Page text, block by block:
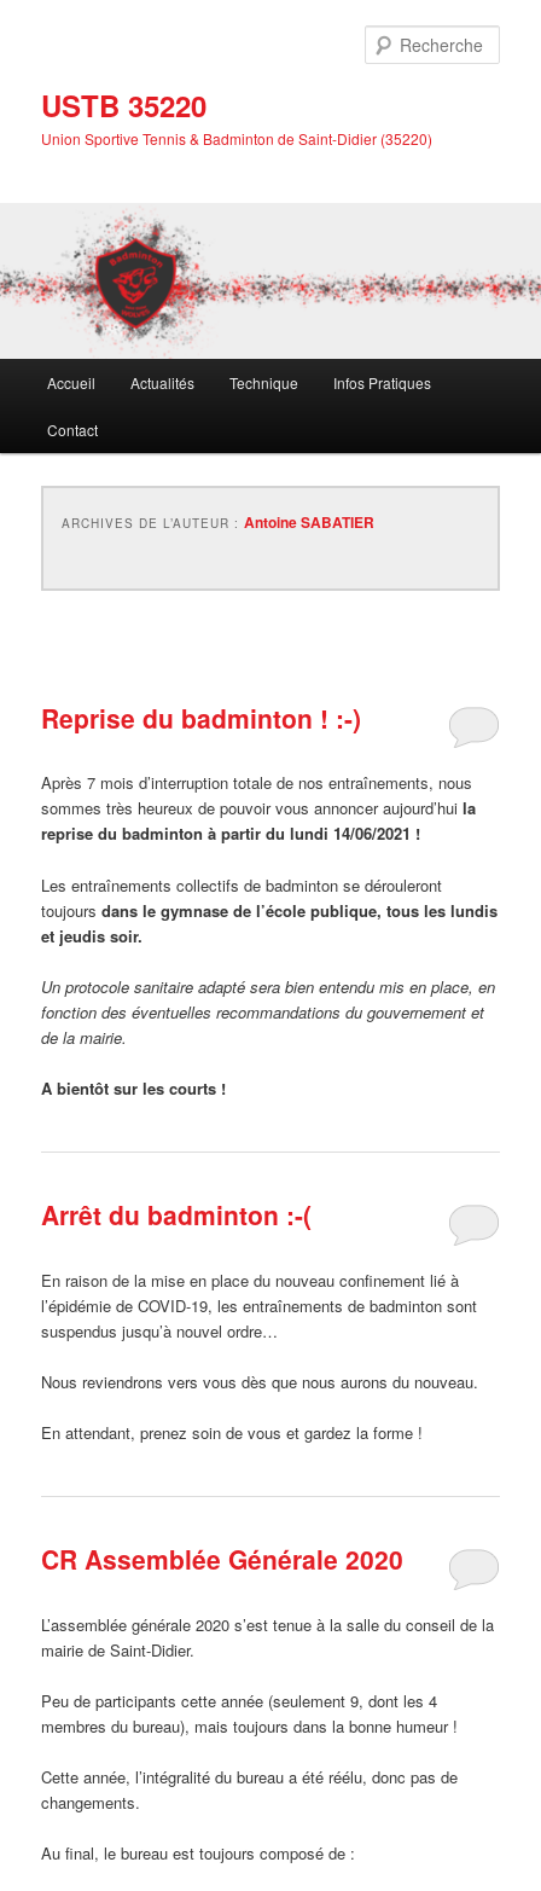
USTB 35220
Union Sportive Tennis & Badminton de Saint-Didier (35220)
principal
Accueil Actualités Technique Infos Pratiques
Contact
ARCHIVES DE L’AUTEUR :Antoine SABATIER
Reprise du badminton ! :-)
Après 7 mois d’interruption totale de nos entraînements, nous
sommes très heureux de pouvoir vous annoncer aujourd’huila
reprise du badminton à partir dulundi 14/06/2021 !
Les entraînements collectifs de badminton se dérouleront
toujoursdans le gymnase de l’école publique, tous les lundis
et jeudis soir.
Un protocole sanitaire adapté sera bien entendu mis en place, en
fonction des éventuelles recommandations du gouvernement et
de la mairie.
A bientôt sur les courts !
Arrêt du badminton :-(
En raison de la mise en place du nouveau confinement lié à
l’épidémie de COVID-19, les entraînements de badminton sont
suspendus jusqu’à nouvel ordre…
Nous reviendrons vers vous dès que nous aurons du nouveau.
En attendant, prenez soin de vous et gardez la forme !
CR Assemblée Générale 2020
L’assemblée générale 2020 s’est tenue à la salle du conseil de la
mairie de Saint-Didier.
Peu de participants cette année (seulement 9, dont les 4
membres du bureau), mais toujours dans la bonne humeur !
Cette année, l’intégralité du bureau a été réélu, donc pas de
changements.
Au final, le bureau est toujours composé de :